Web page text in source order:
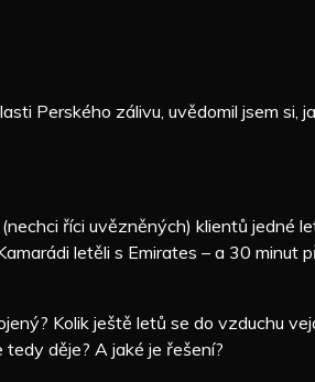
Perského zálivu, uvědomil jsem si,
říci uvězněných) klientů jedné
letěli s Emirates – a 30 minut
Kolik ještě letů se do vzduchu
děje? A jaké je řešení?